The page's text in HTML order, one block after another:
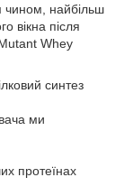
чином, найбільш
вікна після
Whey
синтез
ми
протеїнах